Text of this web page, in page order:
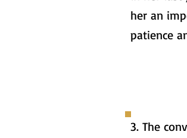
her an
patience
3. The